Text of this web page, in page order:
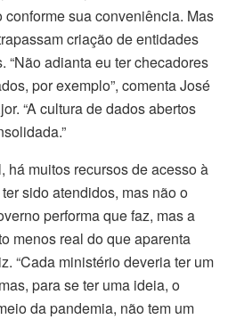
sua conveniência. Mas
criação de entidades
“Não adianta eu ter checadores
por exemplo”, comenta José
“A cultura de dados abertos
há muitos recursos de acesso à
sido atendidos, mas não o
performa que faz, mas a
menos real do que aparenta
“Cada ministério deveria ter um
para se ter uma ideia, o
da pandemia, não tem um